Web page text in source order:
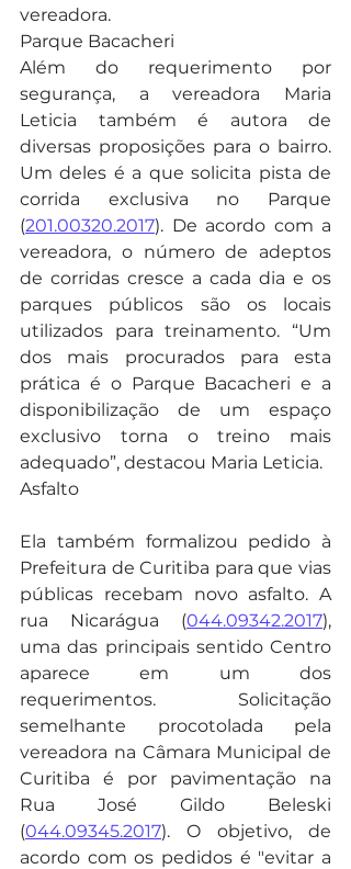
vereadora.
Parque Bacacheri
Além do requerimento por
segurança, a vereadora Maria
Leticia também é autora de
diversas proposições para o bairro.
Um deles é a que solicita pista de
corrida exclusiva no Parque
(201.00320.2017). De acordo com a
vereadora, o número de adeptos
de corridas cresce a cada dia e os
parques públicos são os locais
utilizados para treinamento. “Um
dos mais procurados para esta
prática é o Parque Bacacheri e a
disponibilização de um espaço
exclusivo torna o treino mais
adequado”, destacou Maria Leticia.
Asfalto
Ela também formalizou pedido à
Prefeitura de Curitiba para que vias
públicas recebam novo asfalto. A
rua Nicarágua (044.09342.2017),
uma das principais sentido Centro
aparece em um dos
requerimentos. Solicitação
semelhante procotolada pela
vereadora na Câmara Municipal de
Curitiba é por pavimentação na
Rua José Gildo Beleski
(044.09345.2017). O objetivo, de
acordo com os pedidos é "evitar a